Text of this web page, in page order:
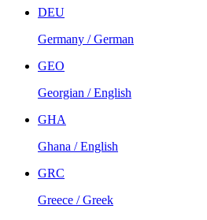
DEU
Germany / German
GEO
Georgian / English
GHA
Ghana / English
GRC
Greece / Greek